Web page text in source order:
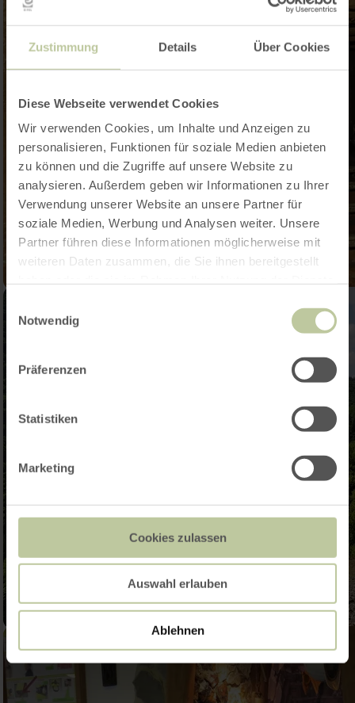
Zustimmung Details Über Cookies
Diese Webseite verwendet Cookies
Wir verwenden Cookies, um Inhalte und Anzeigen zu
personalisieren, Funktionen für soziale Medien anbieten
zu können und die Zugriffe auf unsere Website zu
analysieren. Außerdem geben wir Informationen zu Ihrer
Verwendung unserer Website an unsere Partner für
soziale Medien, Werbung und Analysen weiter. Unsere
Partner führen diese Informationen möglicherweise mit
weiteren Daten zusammen, die Sie ihnen bereitgestellt
Notwendig
Präferenzen
Statistiken
Marketing
Cookies zulassen
Auswahl erlauben
Ablehnen